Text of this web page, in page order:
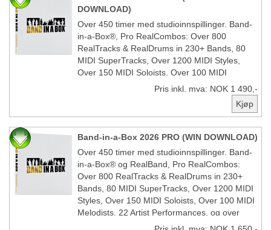
DOWNLOAD)
Over 450 timer med studioinnspillinger. Band-
in-a-Box®, Pro RealCombos: Over 800
RealTracks & RealDrums in 230+ Bands, 80
MIDI SuperTracks, Over 1200 MIDI Styles,
Over 150 MIDI Soloists, Over 100 MIDI
Melodists, 22 Artist Performances, og over
1000 Loops. Pluss the FREE BONUS PAK!
Pris inkl. mva: NOK 1 490,-
Band-in-a-Box 2026 PRO (WIN DOWNLOAD)
Over 450 timer med studioinnspillinger. Band-
in-a-Box® og RealBand, Pro RealCombos:
Over 800 RealTracks & RealDrums in 230+
Bands, 80 MIDI SuperTracks, Over 1200 MIDI
Styles, Over 150 MIDI Soloists, Over 100 MIDI
Melodists, 22 Artist Performances, og over
1000 Loops. Pluss the FREE BONUS PAK!